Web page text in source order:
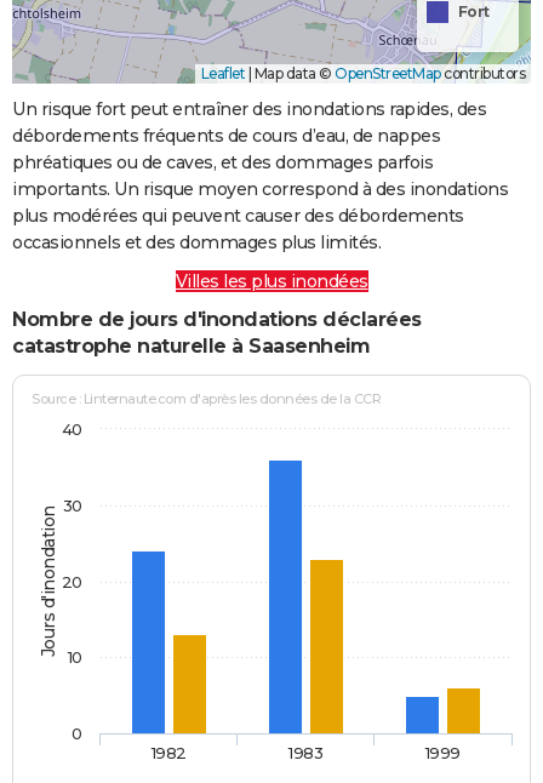
Fort
Leaflet | Map data © OpenStreetMapcontributors
Un risque fort peut entraîner des inondations rapides, des
débordements fréquents de cours d’eau, de nappes
phréatiques ou de caves, et des dommages parfois
importants. Un risque moyen correspond à des inondations
plus modérées qui peuvent causer des débordements
occasionnels et des dommages plus limités.
Villes les plus inondées
Nombre de jours d'inondations déclarées
catastrophe naturelle à Saasenheim
Jours d'inondation
Source : Linternaute.com d'après les données de la CCR
1982 1983 1999
0
10
20
30
40